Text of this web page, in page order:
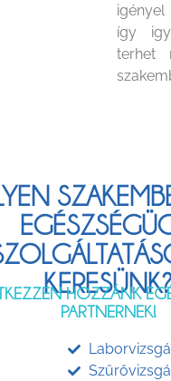
így
terhet
HOZZÁNK
PARTNERNEK!